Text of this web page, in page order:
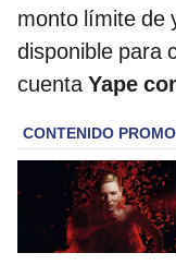
monto límite de
disponible para
cuenta Yape